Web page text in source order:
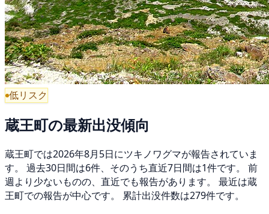
低リスク
蔵王町の最新出没傾向
蔵王町では2026年8月5日にツキノワグマが報告されていま
す。 過去30日間は6件、そのうち直近7日間は1件です。 前
週より少ないものの、直近でも報告があります。 最近は蔵
王町での報告が中心です。 累計出没件数は279件です。